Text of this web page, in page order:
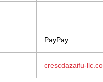
PayPay
crescdazaifu-